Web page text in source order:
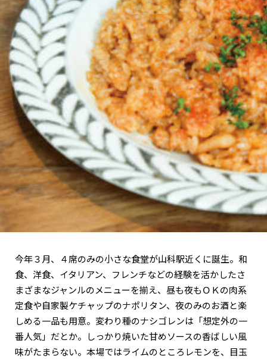
CULTURE
すべて
関西で開催。
おすすめの展覧会
おすすめの映画
誠光社で選びました。
おすすめの本
紹介します。
今年３月、４席のみの小さな食堂が山科駅近くに誕生。和
食、洋食、イタリアン、フレンチなどの経験を活かしたさ
まざまなジャンルのメニューを揃え、昼も夜もＯＫの肉系
定食や自家製ケチャップのナポリタン、夜のみのお酒と楽
しめる一品も用意。変わり種のナシゴレンは「想定外の一
番人気」だとか。しっかり焼いた甘めソースの香ばしい風
味がたまらない。本場ではライムのところレモンを、目玉